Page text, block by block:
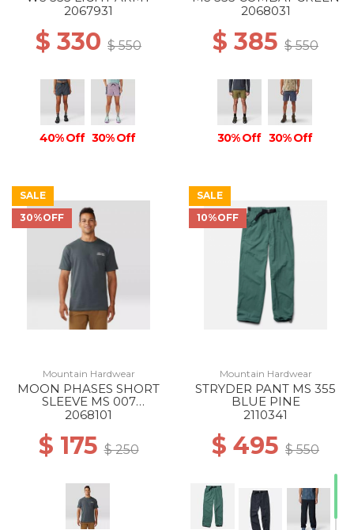
2067931
$ 330 $ 550
40% Off 30% Off
2068031
$ 385 $ 550
30% Off 30% Off
SALE
30%OFF
Mountain Hardwear
MOON PHASES SHORT
SLEEVE MS 007
VOLCANIC
2068101
$ 175$ 250
SALE
10%OFF
Mountain Hardwear
STRYDER PANT MS 355
BLUE PINE
2110341
$ 495 $ 550